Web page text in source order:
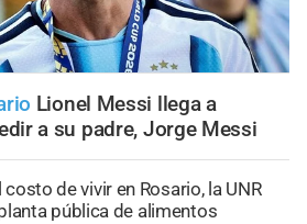
Lionel Messi llega a
a su padre, Jorge Messi
costo de vivir en Rosario, la UNR
pública de alimentos